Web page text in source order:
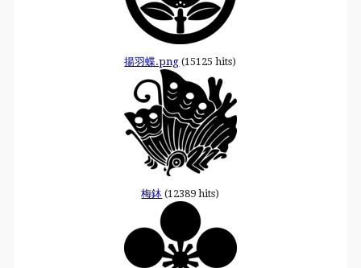
揚羽蝶.png (15125 hits)
梅鉢 (12389 hits)